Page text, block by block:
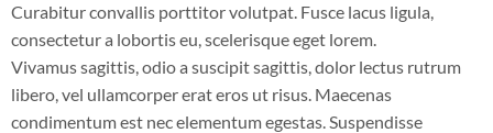
Curabitur convallis porttitor volutpat. Fusce lacus ligula,
consectetur a lobortis eu, scelerisque eget lorem.
Vivamus sagittis, odio a suscipit sagittis, dolor lectus rutrum
libero, vel ullamcorper erat eros ut risus. Maecenas
condimentum est nec elementum egestas. Suspendisse